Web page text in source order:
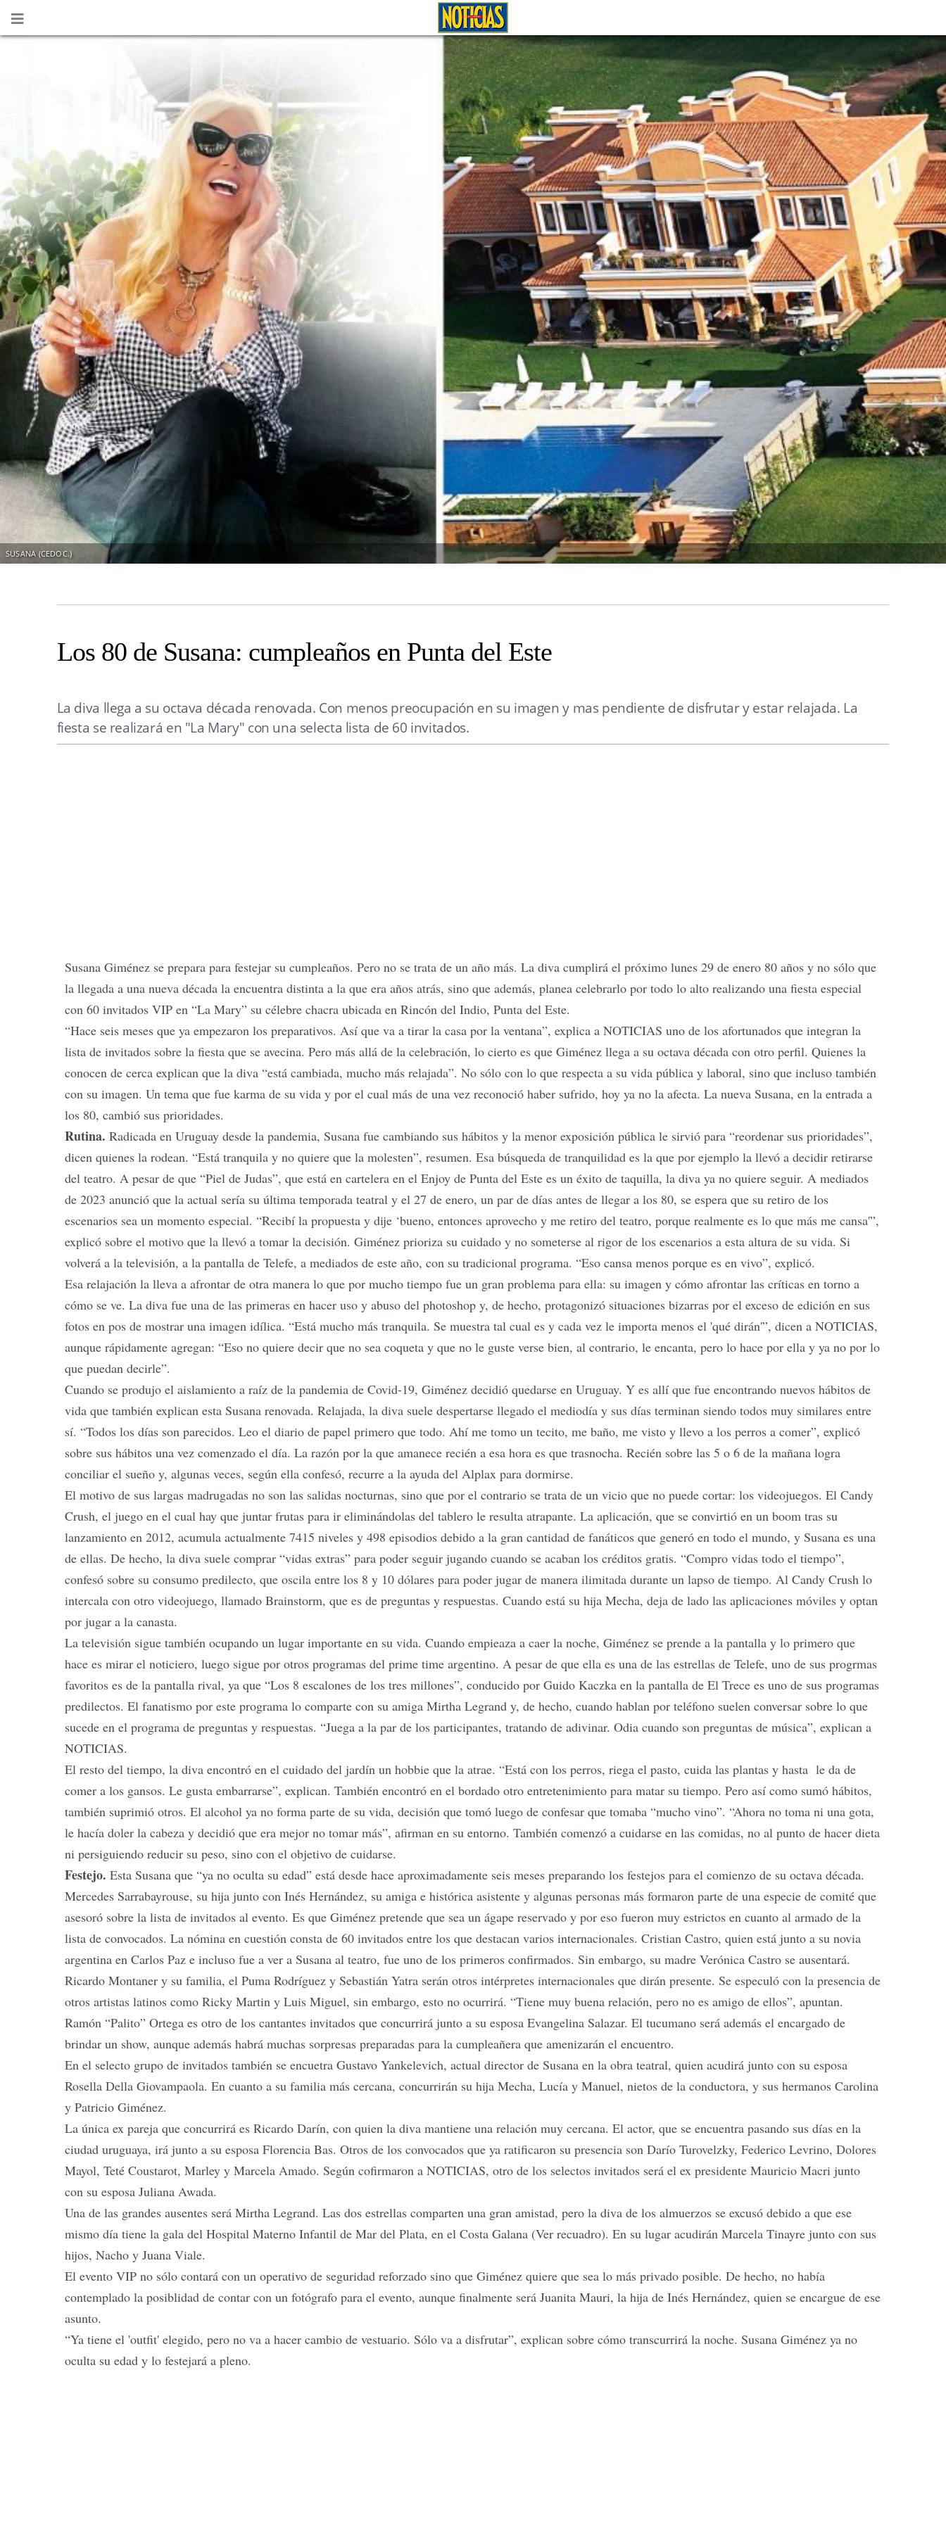
SUSANA (CEDOC.)
Los 80 de Susana: cumpleaños en Punta del Este
La diva llega a su octava década renovada. Con menos preocupación en su imagen y mas pendiente de disfrutar y estar relajada. La
fiesta se realizará en "La Mary" con una selecta lista de 60 invitados.
Susana Giménez se prepara para festejar su cumpleaños. Pero no se trata de un año más. La diva cumplirá el próximo lunes 29 de enero 80 años y no sólo que
la llegada a una nueva década la encuentra distinta a la que era años atrás, sino que además, planea celebrarlo por todo lo alto realizando una fiesta especial
con 60 invitados VIP en “La Mary” su célebre chacra ubicada en Rincón del Indio, Punta del Este.
“Hace seis meses que ya empezaron los preparativos. Así que va a tirar la casa por la ventana”, explica a NOTICIAS uno de los afortunados que integran la
lista de invitados sobre la fiesta que se avecina. Pero más allá de la celebración, lo cierto es que Giménez llega a su octava década con otro perfil. Quienes la
conocen de cerca explican que la diva “está cambiada, mucho más relajada”. No sólo con lo que respecta a su vida pública y laboral, sino que incluso también
con su imagen. Un tema que fue karma de su vida y por el cual más de una vez reconoció haber sufrido, hoy ya no la afecta. La nueva Susana, en la entrada a
los 80, cambió sus prioridades.
Rutina.Radicada en Uruguay desde la pandemia, Susana fue cambiando sus hábitos y la menor exposición pública le sirvió para “reordenar sus prioridades”,
dicen quienes la rodean. “Está tranquila y no quiere que la molesten”, resumen. Esa búsqueda de tranquilidad es la que por ejemplo la llevó a decidir retirarse
del teatro. A pesar de que “Piel de Judas”, que está en cartelera en el Enjoy de Punta del Este es un éxito de taquilla, la diva ya no quiere seguir. A mediados
de 2023 anunció que la actual sería su última temporada teatral y el 27 de enero, un par de días antes de llegar a los 80, se espera que su retiro de los
escenarios sea un momento especial. “Recibí la propuesta y dije ‘bueno, entonces aprovecho y me retiro del teatro, porque realmente es lo que más me cansa'”,
explicó sobre el motivo que la llevó a tomar la decisión. Giménez prioriza su cuidado y no someterse al rigor de los escenarios a esta altura de su vida. Si
volverá a la televisión, a la pantalla de Telefe, a mediados de este año, con su tradicional programa. “Eso cansa menos porque es en vivo”, explicó.
Esa relajación la lleva a afrontar de otra manera lo que por mucho tiempo fue un gran problema para ella: su imagen y cómo afrontar las críticas en torno a
cómo se ve. La diva fue una de las primeras en hacer uso y abuso del photoshop y, de hecho, protagonizó situaciones bizarras por el exceso de edición en sus
fotos en pos de mostrar una imagen idílica. “Está mucho más tranquila. Se muestra tal cual es y cada vez le importa menos el 'qué dirán'”, dicen a NOTICIAS,
aunque rápidamente agregan: “Eso no quiere decir que no sea coqueta y que no le guste verse bien, al contrario, le encanta, pero lo hace por ella y ya no por lo
que puedan decirle”.
Cuando se produjo el aislamiento a raíz de la pandemia de Covid-19, Giménez decidió quedarse en Uruguay. Y es allí que fue encontrando nuevos hábitos de
vida que también explican esta Susana renovada. Relajada, la diva suele despertarse llegado el mediodía y sus días terminan siendo todos muy similares entre
sí. “Todos los días son parecidos. Leo el diario de papel primero que todo. Ahí me tomo un tecito, me baño, me visto y llevo a los perros a comer”, explicó
sobre sus hábitos una vez comenzado el día. La razón por la que amanece recién a esa hora es que trasnocha. Recién sobre las 5 o 6 de la mañana logra
conciliar el sueño y, algunas veces, según ella confesó, recurre a la ayuda del Alplax para dormirse.
El motivo de sus largas madrugadas no son las salidas nocturnas, sino que por el contrario se trata de un vicio que no puede cortar: los videojuegos. El Candy
Crush, el juego en el cual hay que juntar frutas para ir eliminándolas del tablero le resulta atrapante. La aplicación, que se convirtió en un boom tras su
lanzamiento en 2012, acumula actualmente 7415 niveles y 498 episodios debido a la gran cantidad de fanáticos que generó en todo el mundo, y Susana es una
de ellas. De hecho, la diva suele comprar “vidas extras” para poder seguir jugando cuando se acaban los créditos gratis. “Compro vidas todo el tiempo”,
confesó sobre su consumo predilecto, que oscila entre los 8 y 10 dólares para poder jugar de manera ilimitada durante un lapso de tiempo. Al Candy Crush lo
intercala con otro videojuego, llamado Brainstorm, que es de preguntas y respuestas. Cuando está su hija Mecha, deja de lado las aplicaciones móviles y optan
por jugar a la canasta.
La televisión sigue también ocupando un lugar importante en su vida. Cuando empieaza a caer la noche, Giménez se prende a la pantalla y lo primero que
hace es mirar el noticiero, luego sigue por otros programas del prime time argentino. A pesar de que ella es una de las estrellas de Telefe, uno de sus progrmas
favoritos es de la pantalla rival, ya que “Los 8 escalones de los tres millones”, conducido por Guido Kaczka en la pantalla de El Trece es uno de sus programas
predilectos. El fanatismo por este programa lo comparte con su amiga Mirtha Legrand y, de hecho, cuando hablan por teléfono suelen conversar sobre lo que
sucede en el programa de preguntas y respuestas. “Juega a la par de los participantes, tratando de adivinar. Odia cuando son preguntas de música”, explican a
NOTICIAS.
El resto del tiempo, la diva encontró en el cuidado del jardín un hobbie que la atrae. “Está con los perros, riega el pasto, cuida las plantas y hasta le da de
comer a los gansos. Le gusta embarrarse”, explican. También encontró en el bordado otro entretenimiento para matar su tiempo. Pero así como sumó hábitos,
también suprimió otros. El alcohol ya no forma parte de su vida, decisión que tomó luego de confesar que tomaba “mucho vino”. “Ahora no toma ni una gota,
le hacía doler la cabeza y decidió que era mejor no tomar más”, afirman en su entorno. También comenzó a cuidarse en las comidas, no al punto de hacer dieta
ni persiguiendo reducir su peso, sino con el objetivo de cuidarse.
Festejo. Esta Susana que “ya no oculta su edad” está desde hace aproximadamente seis meses preparando los festejos para el comienzo de su octava década.
Mercedes Sarrabayrouse, su hija junto con Inés Hernández, su amiga e histórica asistente y algunas personas más formaron parte de una especie de comité que
asesoró sobre la lista de invitados al evento. Es que Giménez pretende que sea un ágape reservado y por eso fueron muy estrictos en cuanto al armado de la
lista de convocados. La nómina en cuestión consta de 60 invitados entre los que destacan varios internacionales. Cristian Castro, quien está junto a su novia
argentina en Carlos Paz e incluso fue a ver a Susana al teatro, fue uno de los primeros confirmados. Sin embargo, su madre Verónica Castro se ausentará.
Ricardo Montaner y su familia, el Puma Rodríguez y Sebastián Yatra serán otros intérpretes internacionales que dirán presente. Se especuló con la presencia de
otros artistas latinos como Ricky Martin y Luis Miguel, sin embargo, esto no ocurrirá. “Tiene muy buena relación, pero no es amigo de ellos”, apuntan.
Ramón “Palito” Ortega es otro de los cantantes invitados que concurrirá junto a su esposa Evangelina Salazar. El tucumano será además el encargado de
brindar un show, aunque además habrá muchas sorpresas preparadas para la cumpleañera que amenizarán el encuentro.
En el selecto grupo de invitados también se encuetra Gustavo Yankelevich, actual director de Susana en la obra teatral, quien acudirá junto con su esposa
Rosella Della Giovampaola. En cuanto a su familia más cercana, concurrirán su hija Mecha, Lucía y Manuel, nietos de la conductora, y sus hermanos Carolina
y Patricio Giménez.
La única ex pareja que concurrirá es Ricardo Darín, con quien la diva mantiene una relación muy cercana. El actor, que se encuentra pasando sus días en la
ciudad uruguaya, irá junto a su esposa Florencia Bas. Otros de los convocados que ya ratificaron su presencia son Darío Turovelzky, Federico Levrino, Dolores
Mayol, Teté Coustarot, Marley y Marcela Amado. Según cofirmaron a NOTICIAS, otro de los selectos invitados será el ex presidente Mauricio Macri junto
con su esposa Juliana Awada.
Una de las grandes ausentes será Mirtha Legrand. Las dos estrellas comparten una gran amistad, pero la diva de los almuerzos se excusó debido a que ese
mismo día tiene la gala del Hospital Materno Infantil de Mar del Plata, en el Costa Galana (Ver recuadro). En su lugar acudirán Marcela Tinayre junto con sus
hijos, Nacho y Juana Viale.
El evento VIP no sólo contará con un operativo de seguridad reforzado sino que Giménez quiere que sea lo más privado posible. De hecho, no había
contemplado la posiblidad de contar con un fotógrafo para el evento, aunque finalmente será Juanita Mauri, la hija de Inés Hernández, quien se encargue de ese
asunto.
“Ya tiene el 'outfit' elegido, pero no va a hacer cambio de vestuario. Sólo va a disfrutar”, explican sobre cómo transcurrirá la noche. Susana Giménez ya no
oculta su edad y lo festejará a pleno.